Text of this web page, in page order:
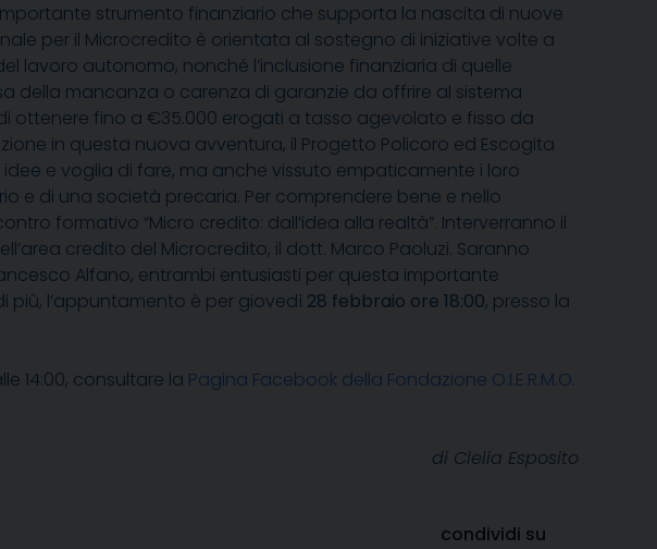
strumento finanziario che supporta la nascita di nuove
per il Microcredito è orientata al sostegno di iniziative volte a
lavoro autonomo, nonché l’inclusione finanziaria di quelle
della mancanza o carenza di garanzie da offrire al sistema
ottenere fino a €35.000 erogati a tasso agevolato e fisso da
in questa nuova avventura, il Progetto Policoro ed Escogita
e voglia di fare, ma anche vissuto empaticamente i loro
e di una società precaria. Per comprendere bene e nello
formativo “Micro credito: dall’idea alla realtà”. Interverranno il
credito del Microcredito, il dott. Marco Paoluzi. Saranno
Alfano, entrambi entusiasti per questa importante
più, l’appuntamento è per giovedì 28 febbraio ore 18:00, presso la
14:00, consultare la Pagina Facebook della Fondazione O.I.E.R.M.O.
di Clelia Esposito
condividi su